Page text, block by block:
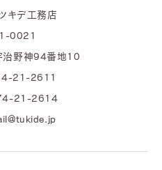
キデ工務店
0021
治野神94番地10
21-2611
21-2614